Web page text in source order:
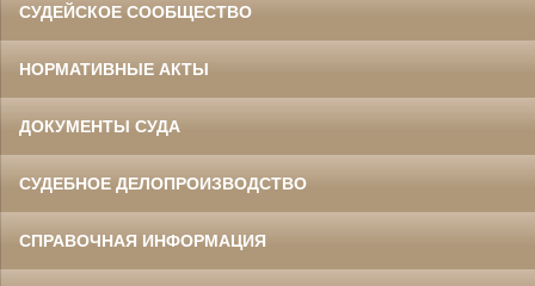
СУДЕЙСКОЕ СООБЩЕСТВО
НОРМАТИВНЫЕ АКТЫ
ДОКУМЕНТЫ СУДА
СУДЕБНОЕ ДЕЛОПРОИЗВОДСТВО
СПРАВОЧНАЯ ИНФОРМАЦИЯ